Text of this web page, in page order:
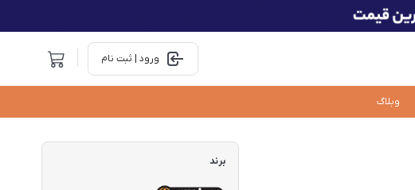
ورود | ثبت نام
وبلاگ
برند